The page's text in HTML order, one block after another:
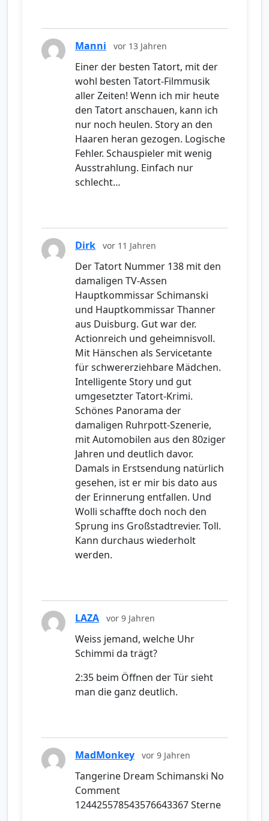
Manni vor 13 Jahren
Einer der besten Tatort, mit der
wohl besten Tatort-Filmmusik
aller Zeiten! Wenn ich mir heute
den Tatort anschauen, kann ich
nur noch heulen. Story an den
Haaren heran gezogen. Logische
Fehler. Schauspieler mit wenig
Ausstrahlung. Einfach nur
schlecht…
Dirk vor 11 Jahren
Der Tatort Nummer 138 mit den
damaligen TV-Assen
Hauptkommissar Schimanski
und Hauptkommissar Thanner
aus Duisburg. Gut war der.
Actionreich und geheimnisvoll.
Mit Hänschen als Servicetante
für schwererziehbare Mädchen.
Intelligente Story und gut
umgesetzter Tatort-Krimi.
Schönes Panorama der
damaligen Ruhrpott-Szenerie,
mit Automobilen aus den 80ziger
Jahren und deutlich davor.
Damals in Erstsendung natürlich
gesehen, ist er mir bis dato aus
der Erinnerung entfallen. Und
Wolli schaffte doch noch den
Sprung ins Großstadtrevier. Toll.
Kann durchaus wiederholt
werden.
LAZA vor 9 Jahren
Weiss jemand, welche Uhr
Schimmi da trägt?
2:35 beim Öffnen der Tür sieht
man die ganz deutlich.
MadMonkey vor 9 Jahren
Tangerine Dream Schimanski No
Comment
124425578543576643367 Sterne